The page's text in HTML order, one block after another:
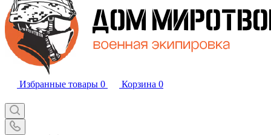
Избранные товары 0 Корзина 0